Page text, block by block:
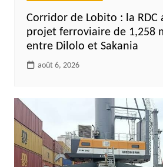
Corridor de Lobito : la RDC
projet ferroviaire de 1,258
entre Dilolo et Sakania
août 6, 2026